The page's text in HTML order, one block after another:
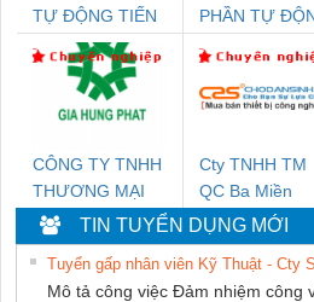
TỰ ĐỘNG TIẾN
HƯNG
PHẦN TỰ
CÔNG TY TNHH
THƯƠNG MẠI
DỊCH VỤ KỸ
THUẬT ĐIỆN CƠ
GIA HƯNG PHÁT
Cty TNHH TM
QC Ba Miền
TIN TUYỂN DỤNG MỚI
Tuyển gấp nhân viên Kỹ Thuật - Cty
Mô tả công việc Đảm nhiệm công